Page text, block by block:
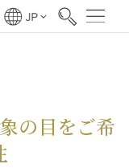
の目をご希